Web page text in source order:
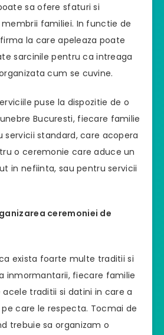
sa ofere sfaturi si
familiei. In functie de
la care apeleaza poate
sarcinile pentru ca intreaga
cum se cuvine.
puse la dispozitie de o
Bucuresti, fiecare familie
standard, care acopera
o ceremonie care aduce un
in nefiinta, sau pentru servicii
ceremoniei de
exista foarte multe traditii si
inmormantarii, fiecare familie
traditii si datini in care a
care le respecta. Tocmai de
trebuie sa organizam o